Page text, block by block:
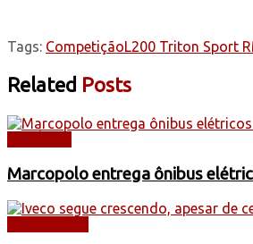
Tags: CompetiçãoL200 Triton Sport R
Related Posts
Marcopolo entrega ônibus